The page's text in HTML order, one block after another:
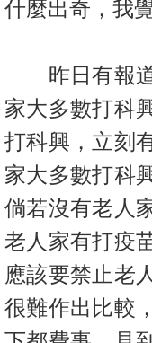
置
關
於
我
什麼出奇，我
昨日有報道
家大多數打科
打科興，立刻
家大多數打科
倘若沒有老人
老人家有打疫
應該要禁止老
很難作出比較